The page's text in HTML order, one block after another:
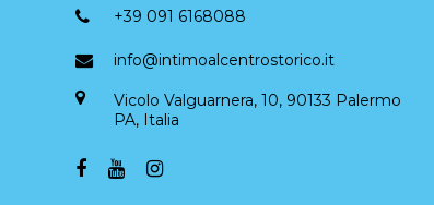
+39 091 6168088
info@intimoalcentrostorico.it
Vicolo Valguarnera, 10, 90133 Palermo
PA, Italia